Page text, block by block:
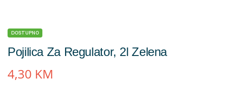
DOSTUPNO
Pojilica Za Regulator, 2l Zelena
4,30 KM